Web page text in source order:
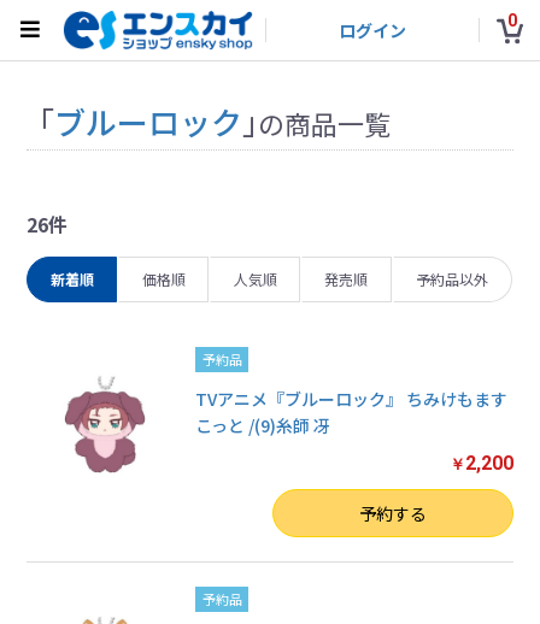
ログイン 0
「ブルーロック 」の商品一覧
26件
新着順 価格順 人気順 発売順 予約品以外
予約品
TVアニメ『ブルーロック』 ちみけもます
こっと /(9)糸師 冴
￥ 2,200
予約する
予約品